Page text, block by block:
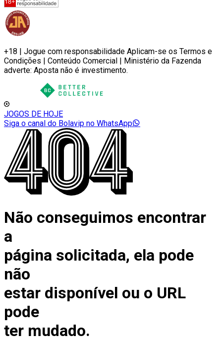
+18 | Jogue com responsabilidade Aplicam-se os Termos e
Condições | Conteúdo Comercial | Ministério da Fazenda
adverte: Aposta não é investimento.
JOGOS DE HOJE
Siga o canal do Bolavip no WhatsApp
Não conseguimos encontrar
a
página solicitada, ela pode
não
estar disponível ou o URL
pode
ter mudado.